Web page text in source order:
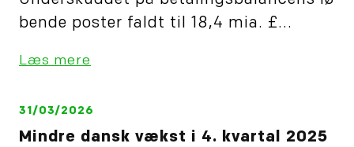
bende poster faldt til 18,4 mia. £...
Læs mere
31/03/2026
Mindre dansk vækst i 4. kvartal 2025